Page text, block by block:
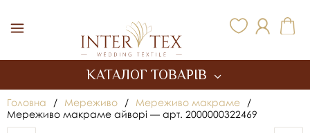
КАТАЛОГ ТОВАРІВ
Головна / Мереживо / Мереживо макраме
/
Мереживо макраме айворі — арт. 2000000322469